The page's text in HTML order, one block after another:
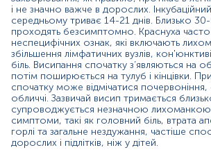
Клінічна діагностика краснухи складна,
можуть незначними або неспецифічними.
Найпоширенішим діагностичним тестом
аналіз, що визначає специфічні антитіла
зазвичай виявляються через 4 дні після
Крім того, інфекцію можна підтвердити
підвищенням титрів IgG, специфічних для
гострою та реконвалесцентною
ПЛР-тест виявляє генетичний матеріал у
матеріалі (крові, сечі, мазку з
і не значно важче в дорослих.
середньому триває 14-21 днів. Близько 30-
проходять безсимптомно. Краснуха часто
неспецифічних ознак, які включають
збільшення лімфатичних вузлів,
біль. Висипання спочатку з’являються на
потім поширюється на тулуб і кінцівки.
спочатку може відмічатися
обличчі. Зазвичай висип тримається
супроводжується незначною лихоманкою.
симптоми, такі як головний біль, втрата
горлі та загальне нездужання, частіше
дорослих і підлітків, ніж у дітей.